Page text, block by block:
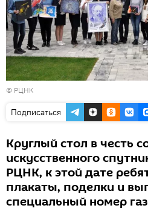
© РЦНК
Подписаться
Круглый стол в честь
искусственного
РЦНК, к этой дате
плакаты, поделки и
специальный номер